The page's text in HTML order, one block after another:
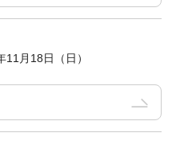
月18日（日）